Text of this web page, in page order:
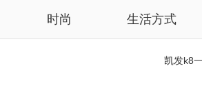
时尚 生活方式
凯发k8